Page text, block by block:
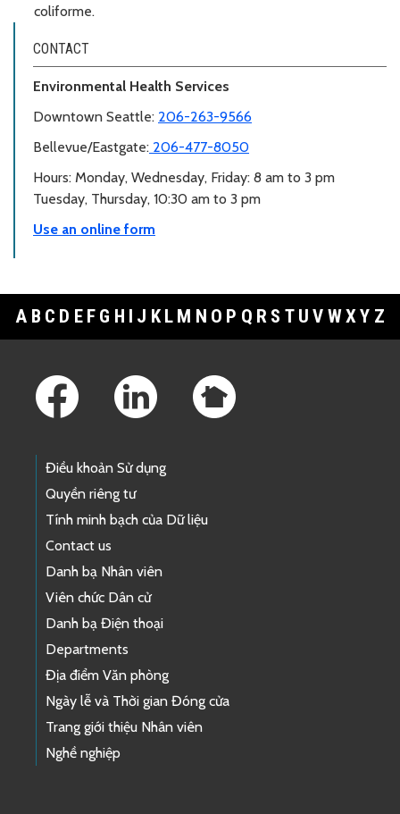
coliforme.
CONTACT
Environmental Health Services
Downtown Seattle: 206-263-9566
Bellevue/Eastgate: 206-477-8050
Hours: Monday, Wednesday, Friday: 8 am to 3 pm
Tuesday, Thursday, 10:30 am to 3 pm
Use an online form
A B C D E F G H I J K L M N O P Q R S T U V WXY Z
Điều khoản Sử dụng
Quyền riêng tư
Tính minh bạch của Dữ liệu
Contact us
Danh bạ Nhân viên
Viên chức Dân cử
Danh bạ Điện thoại
Departments
Địa điểm Văn phòng
Ngày lễ và Thời gian Đóng cửa
Trang giới thiệu Nhân viên
Nghề nghiệp